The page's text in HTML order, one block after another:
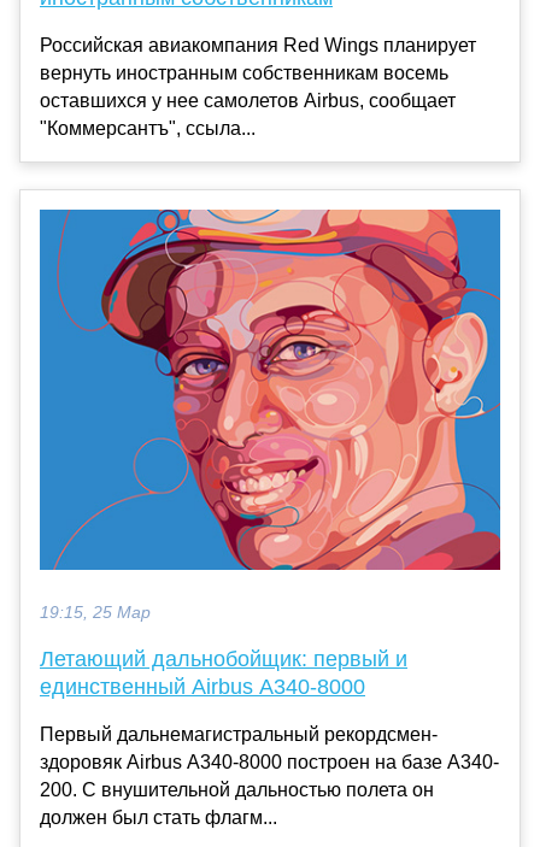
Российская авиакомпания Red Wings планирует
вернуть иностранным собственникам восемь
оставшихся у нее самолетов Airbus, сообщает
"Коммерсантъ", ссыла...
19:15, 25 Мар
Летающий дальнобойщик: первый и
единственный Airbus A340-8000
Первый дальнемагистральный рекордсмен-
здоровяк Airbus A340-8000 построен на базе A340-
200. С внушительной дальностью полета он
должен был стать флагм...